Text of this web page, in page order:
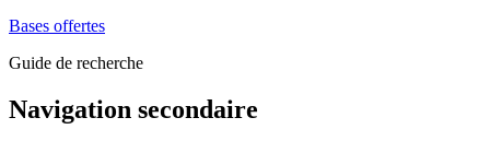
Bases offertes
Guide de recherche
Navigation secondaire